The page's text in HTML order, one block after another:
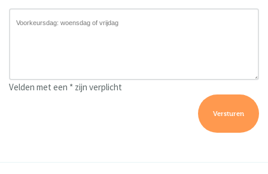
Velden met een * zijn verplicht
Versturen